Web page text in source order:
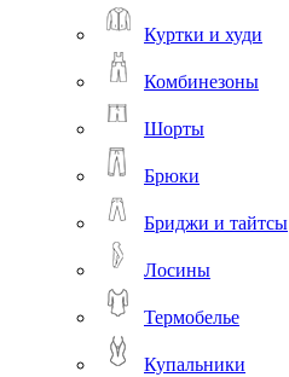
Куртки и худи
Комбинезоны
Шорты
Брюки
Бриджи и тайтсы
Лосины
Термобелье
Купальники